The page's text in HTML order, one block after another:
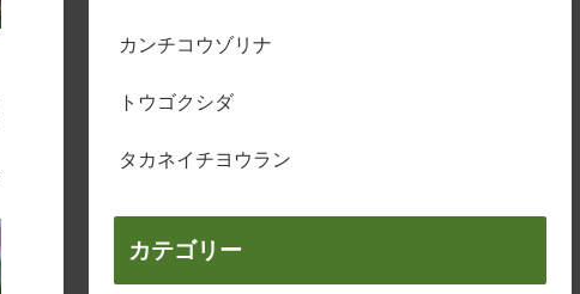
カンチコウゾリナ
トウゴクシダ
タカネイチヨウラン
カテゴリー